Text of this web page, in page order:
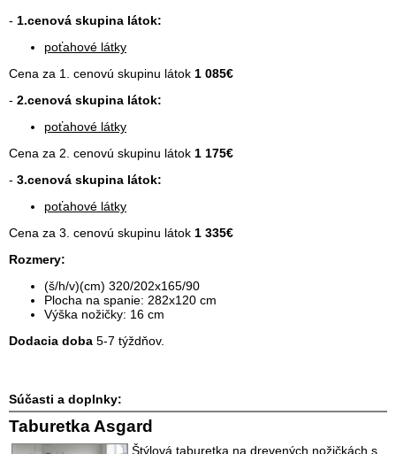
- 1.cenová skupina látok:
poťahové látky
Cena za 1. cenovú skupinu látok 1 085€
- 2.cenová skupina látok:
poťahové látky
Cena za 2. cenovú skupinu látok 1 175€
- 3.cenová skupina látok:
poťahové látky
Cena za 3. cenovú skupinu látok 1 335€
Rozmery:
(š/h/v)(cm) 320/202x165/90
Plocha na spanie: 282x120 cm
Výška nožičky: 16 cm
Dodacia doba 5-7 týždňov.
Súčasti a doplnky:
Taburetka Asgard
Štýlová taburetka na drevených nožičkách s